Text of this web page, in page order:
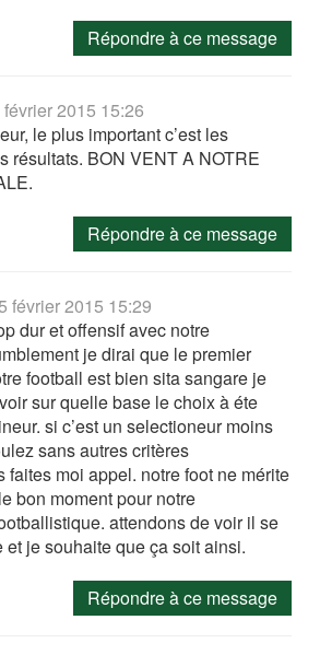
Répondre à ce message
2015 15:26
le plus important c’est les
résultats. BON VENT A NOTRE
Répondre à ce message
février 2015 15:29
dur et offensif avec notre
je dirai que le premier
football est bien sita sangare je
sur quelle base le choix à éte
si c’est un selectioneur moins
sans autres critères
faites moi appel. notre foot ne mérite
bon moment pour notre
attendons de voir il se
et je souhaite que ça soit ainsi.
Répondre à ce message